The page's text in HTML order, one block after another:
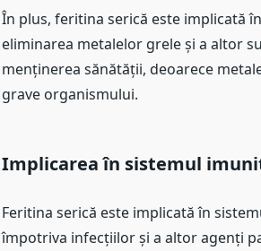
În plus, feritina serică este implicată
eliminarea metalelor grele și a altor
menținerea sănătății, deoarece
grave organismului.
Implicarea în sistemul
Feritina serică este implicată în
împotriva infecțiilor și a altor agenți